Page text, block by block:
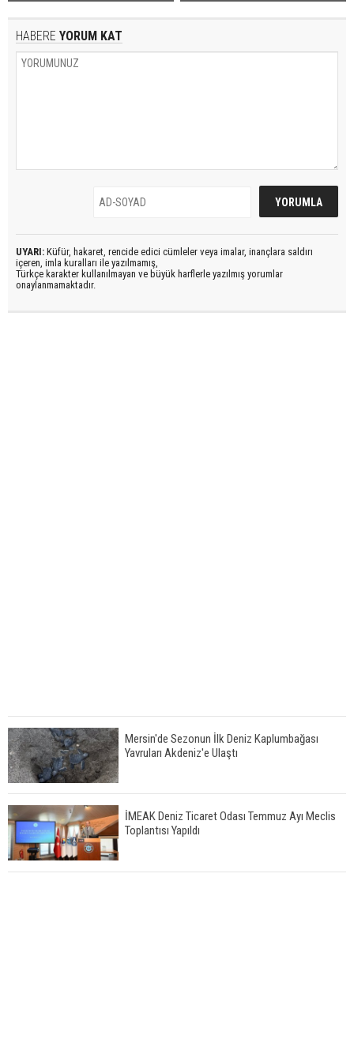
HABERE YORUM KAT
UYARI: Küfür, hakaret, rencide edici cümleler veya imalar, inançlara saldırı
içeren, imla kuralları ile yazılmamış,
Türkçe karakter kullanılmayan ve büyük harflerle yazılmış yorumlar
onaylanmamaktadır.
Mersin'de Sezonun İlk Deniz Kaplumbağası
Yavruları Akdeniz'e Ulaştı
İMEAK Deniz Ticaret Odası Temmuz Ayı Meclis
Toplantısı Yapıldı